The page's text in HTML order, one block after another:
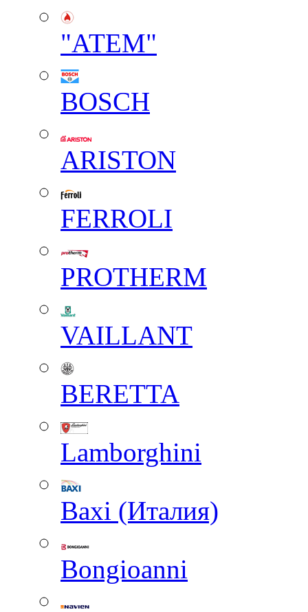
"АТЕМ"
BOSCH
ARISTON
FERROLI
PROTHERM
VAILLANT
BERETTA
Lamborghini
Baxi (Италия)
Вongioanni